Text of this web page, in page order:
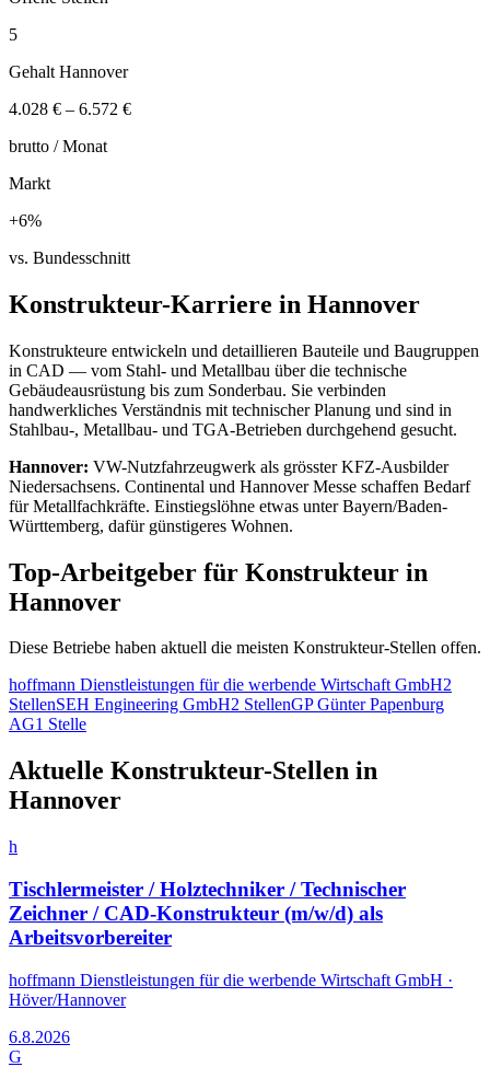
5
Gehalt Hannover
4.028 € – 6.572 €
brutto /Monat
Markt
+6%
vs. Bundesschnitt
Konstrukteur-Karriere in Hannover
Konstrukteure entwickeln und detaillieren Bauteile und Baugruppen
in CAD — vom Stahl- und Metallbau über die technische
Gebäudeausrüstung bis zum Sonderbau. Sie verbinden
handwerkliches Verständnis mit technischer Planung und sind in
Stahlbau-, Metallbau- und TGA-Betrieben durchgehend gesucht.
Hannover: VW-Nutzfahrzeugwerk als grösster KFZ-Ausbilder
Niedersachsens. Continental und Hannover Messe schaffen Bedarf
für Metallfachkräfte. Einstiegslöhne etwas unter Bayern/Baden-
Württemberg, dafür günstigeres Wohnen.
Top-Arbeitgeber für Konstrukteur in
Hannover
Diese Betriebe haben aktuell die meisten Konstrukteur-Stellen offen.
hoffmann Dienstleistungen für die werbende Wirtschaft GmbH2
StellenSEH Engineering GmbH2 StellenGP Günter Papenburg
AG1 Stelle
Aktuelle Konstrukteur-Stellen in
Hannover
h
Tischlermeister / Holztechniker / Technischer
Zeichner / CAD-Konstrukteur (m/w/d) als
Arbeitsvorbereiter
hoffmann Dienstleistungen für die werbende Wirtschaft GmbH ·
Höver/Hannover
6.8.2026
G